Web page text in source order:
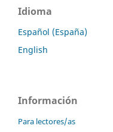
Idioma
Español (España)
English
Información
Para lectores/as